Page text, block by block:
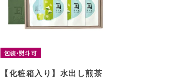
包装・熨斗可
【化粧箱入り】水出し煎茶